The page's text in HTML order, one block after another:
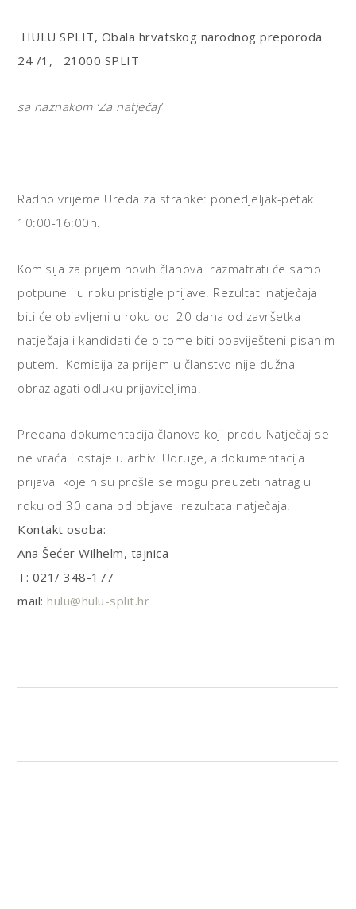
HULU SPLIT, Obala hrvatskog narodnog preporoda
24 /1, 21000 SPLIT
sa naznakom ‘Za natječaj’
Radno vrijeme Ureda za stranke: ponedjeljak-petak
10:00-16:00h.
Komisija za prijem novih članova razmatrati će samo
potpune i u roku pristigle prijave. Rezultati natječaja
biti će objavljeni u roku od 20 dana od završetka
natječaja i kandidati će o tome biti obaviješteni pisanim
putem. Komisija za prijem u članstvo nije dužna
obrazlagati odluku prijaviteljima.
Predana dokumentacija članova koji prođu Natječaj se
ne vraća i ostaje u arhivi Udruge, a dokumentacija
prijava koje nisu prošle se mogu preuzeti natrag u
roku od 30 dana od objave rezultata natječaja.
Kontakt osoba:
Ana Šećer Wilhelm, tajnica
T: 021/ 348-177
mail: hulu@hulu-split.hr